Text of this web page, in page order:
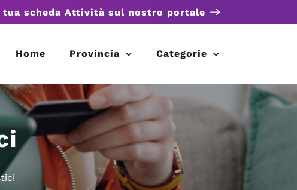
tua scheda Attività sul nostro portale
Home Provincia Categorie